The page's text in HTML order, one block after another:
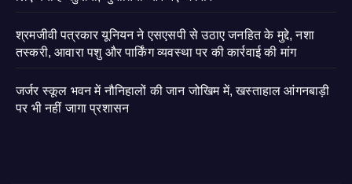
श्रमजीवी पत्रकार यूनियन ने एसएसपी से उठाए जनहित के मुद्दे, नशा
तस्करी, आवारा पशु और पार्किंग व्यवस्था पर की कार्रवाई की मांग
जर्जर स्कूल भवन में नौनिहालों की जान जोखिम में, खस्ताहाल आंगनबाड़ी
पर भी नहीं जागा प्रशासन